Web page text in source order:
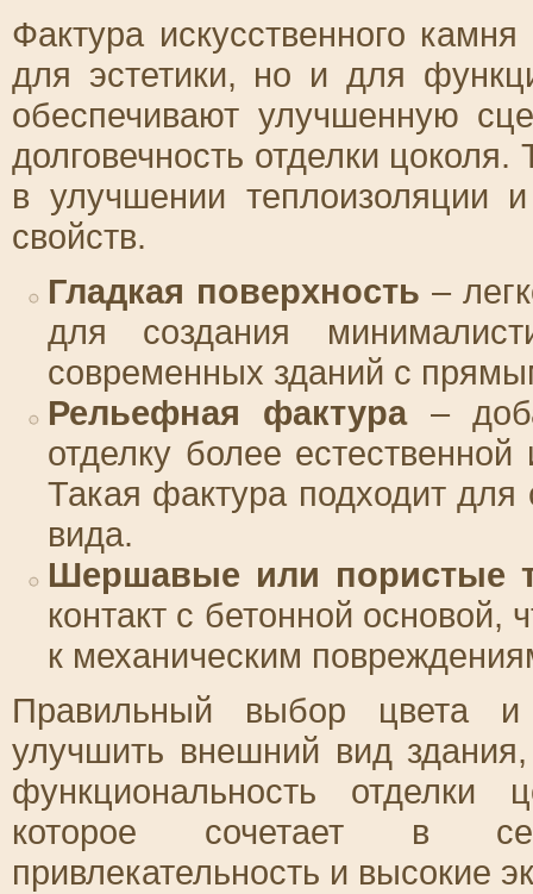
Фактура искусственного
для эстетики, но и для
обеспечивают улучшенную
долговечность отделки
в улучшении теплоизоляции
свойств.
Гладкая поверхность –
для создания
современных зданий с
Рельефная фактура–
отделку более
Такая фактура подходит для
вида.
Шершавые или пористые
контакт с бетонной основой,
к механическим
Правильный выбор цвета
улучшить внешний вид
функциональность
которое сочетает в
привлекательность и высокие